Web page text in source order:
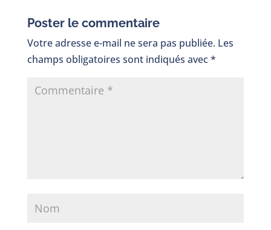
Poster le commentaire
Votre adresse e-mail ne sera pas publiée. Les
champs obligatoires sont indiqués avec*